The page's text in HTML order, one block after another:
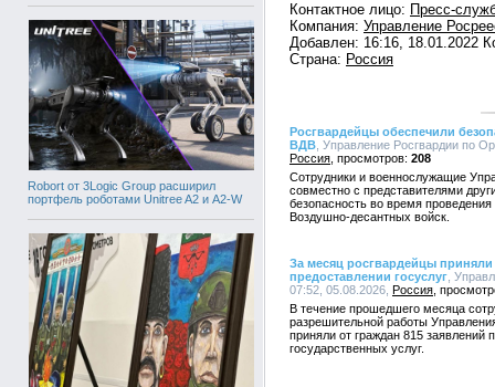
Robort от 3Logic Group расширил
портфель роботами Unitree A2 и A2-W
Контактное лицо: Пресс-
Компания: Управление
Добавлен: 16:16, 18.01.2022
Страна: Россия
Росгвардейцы обеспечили
ВДВ , Управление Росгвардии по
Россия
208
Сотрудники и военнослужащие
совместно с представителями
безопасность во время
Воздушно-десантных войск.
За месяц росгвардейцы приняли
предоставлении госуслуг ,
07:52, 05.08.2026, Россия
В течение прошедшего месяца
разрешительной работы
приняли от граждан 815 заявлений
государственных услуг.